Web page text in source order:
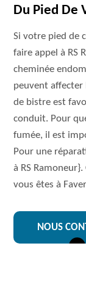
Du Pied De
Si votre pied de
faire appel à RS
cheminée
peuvent affecter
de bistre est
conduit. Pour
fumée, il est
Pour une
à RS
vous êtes à
NOUS